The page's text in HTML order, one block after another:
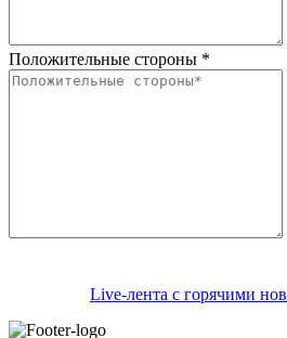
Положительные стороны *
Live-лента с горячими